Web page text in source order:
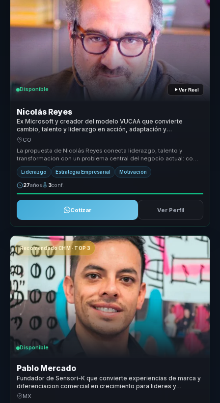
Disponible Ver Reel
Nicolás Reyes
Ex Microsoft y creador del modelo VUCAA que convierte
cambio, talento y liderazgo en acción, adaptación y
productividad para equipos.
CO
La propuesta de Nicolás Reyes conecta liderazgo, talento y
transformacion con un problema central del negocio actual: como
responder con ...
Liderazgo Estrategia Empresarial Motivación
27años 3conf.
Cotizar Ver Perfil
Recomendado CHM · TOP 3
Disponible
Pablo Mercado
Fundador de Sensori-K que convierte experiencias de marca y
diferenciacion comercial en crecimiento para lideres y
empresas.
MX